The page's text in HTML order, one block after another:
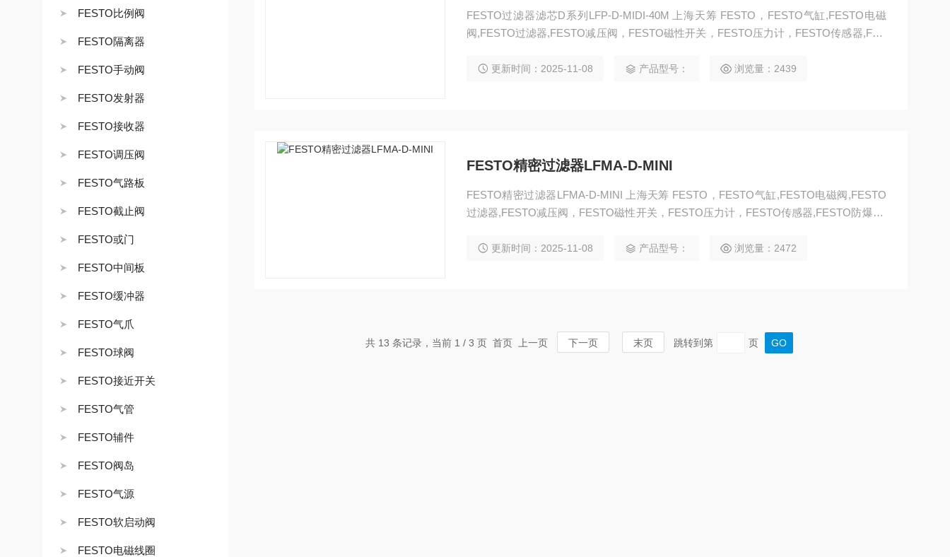
FESTO比例阀
FESTO隔离器
FESTO手动阀
FESTO发射器
FESTO接收器
FESTO调压阀
FESTO气路板
FESTO截止阀
FESTO或门
FESTO中间板
FESTO缓冲器
FESTO气爪
FESTO球阀
FESTO接近开关
FESTO气管
FESTO辅件
FESTO阀岛
FESTO气源
FESTO软启动阀
FESTO电磁线圈
FESTO过滤器滤芯D系列LFP-D-MIDI-40M 上海天筹 FESTO，FESTO气缸,FESTO电磁
阀,FESTO过滤器,FESTO减压阀，FESTO磁性开关，FESTO压力计，FESTO传感器,FES
台，FESTO组合机械手，FESTO卡爪，FESTO浮动接头，FESTO气动元件
更新时间：2025-11-08 产品型号： 浏览量：2439
FESTO精密过滤器LFMA-D-MINI
FESTO精密过滤器LFMA-D-MINI 上海天筹 FESTO，FESTO气缸,FESTO电磁阀,FESTO
过滤器,FESTO减压阀，FESTO磁性开关，FESTO压力计，FESTO传感器,FESTO防爆阀,
O组合机械手，FESTO卡爪，FESTO浮动接头，FESTO气动元件,上海FESTO代理
更新时间：2025-11-08 产品型号： 浏览量：2472
共 13 条记录，当前 1 / 3 页 首页 上一页 下一页 末页 跳转到第 页